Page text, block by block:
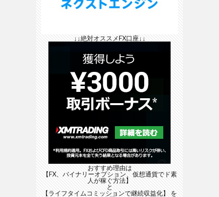
↓↓絶対オススメFX口座↓↓
おすすめ理由は
【FX、バイナリーオプション、仮想通貨でド素
人が稼ぐ方法】
と
【ライフタイムコミッションで継続収益化】
を